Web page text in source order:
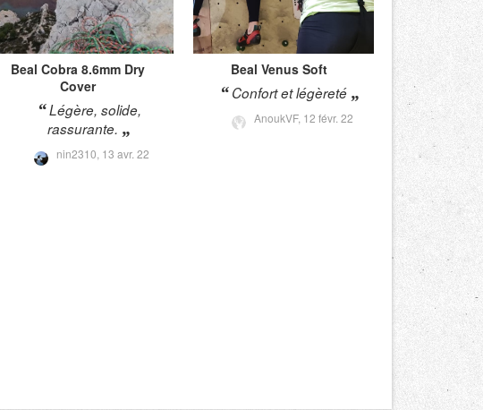
Beal Cobra 8.6mm Dry
Cover
Légère, solide,
rassurante.
nin2310, 13 avr. 22
Beal Venus Soft
Confort et légèreté
AnoukVF, 12 févr. 22